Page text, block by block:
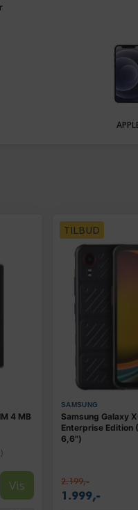
4 MB
Vis
TILBUD
SAMSUNG
Samsung Galaxy
Enterprise Edition
6,6")
2.199,-
1.999,-